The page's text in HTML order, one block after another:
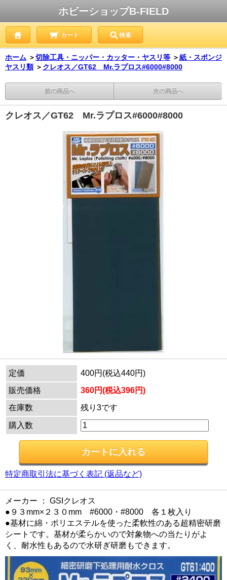
ホビーショップB-FIELD
カート 検索
ホーム ＞切除工具・ニッパー・カッター・ヤスリ等 ＞紙・スポンジ
ヤスリ類 ＞ クレオス／GT62 Mr.ラプロス#6000#8000
前の商品へ 次の商品へ
クレオス／GT62 Mr.ラプロス#6000#8000
定価
400円(税込440円)
販売価格
360円(税込396円)
在庫数
残り3です
購入数
特定商取引法に基づく表記 (返品など)
メーカー ： GSIクレオス
●９３mm×２３０mm #6000・#8000 各１枚入り
●基材に綿・ポリエステルを使った柔軟性のある超精密研磨
シートです。基材が柔らかいので対象物への当たりがよ
く、耐水性もあるので水研ぎ研磨もできます。